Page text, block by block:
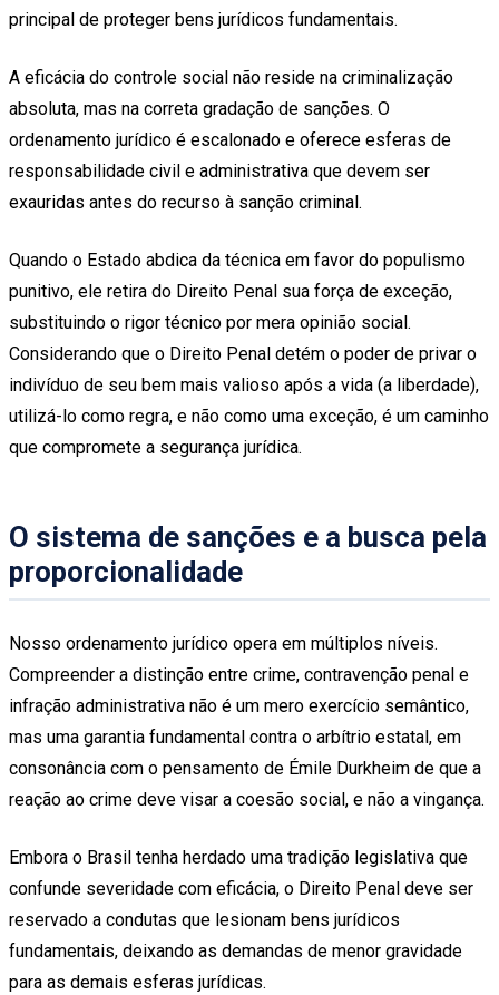
principal de proteger bens jurídicos fundamentais.
A eficácia do controle social não reside na criminalização
absoluta, mas na correta gradação de sanções. O
ordenamento jurídico é escalonado e oferece esferas de
responsabilidade civil e administrativa que devem ser
exauridas antes do recurso à sanção criminal.
Quando o Estado abdica da técnica em favor do populismo
punitivo, ele retira do Direito Penal sua força de exceção,
substituindo o rigor técnico por mera opinião social.
Considerando que o Direito Penal detém o poder de privar o
indivíduo de seu bem mais valioso após a vida (a liberdade),
utilizá-lo como regra, e não como uma exceção, é um caminho
que compromete a segurança jurídica.
O sistema de sanções e a busca pela
proporcionalidade
Nosso ordenamento jurídico opera em múltiplos níveis.
Compreender a distinção entre crime, contravenção penal e
infração administrativa não é um mero exercício semântico,
mas uma garantia fundamental contra o arbítrio estatal, em
consonância com o pensamento de Émile Durkheim de que a
reação ao crime deve visar a coesão social, e não a vingança.
Embora o Brasil tenha herdado uma tradição legislativa que
confunde severidade com eficácia, o Direito Penal deve ser
reservado a condutas que lesionam bens jurídicos
fundamentais, deixando as demandas de menor gravidade
para as demais esferas jurídicas.